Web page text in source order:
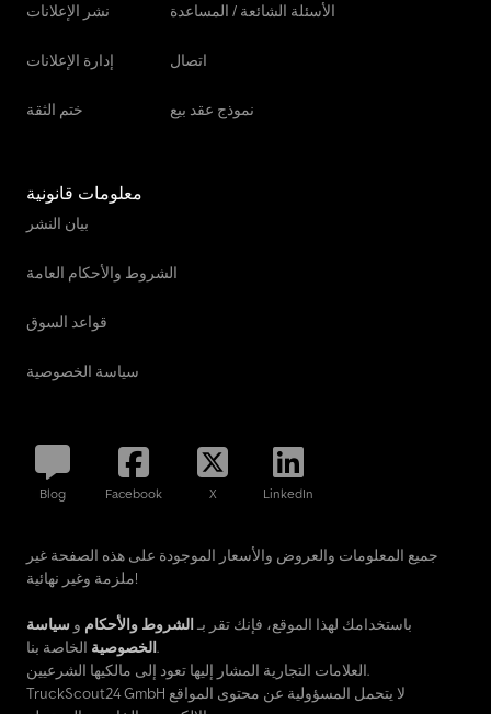
نشر الإعلانات
إدارة الإعلانات
ختم الثقة
الأسئلة الشائعة / المساعدة
اتصال
نموذج عقد بيع
معلومات قانونية
بيان النشر
الشروط والأحكام العامة
قواعد السوق
سياسة الخصوصية
Blog Facebook X LinkedIn
جميع المعلومات والعروض والأسعار الموجودة على هذه الصفحة غير
ملزمة وغير نهائية!
باستخدامك لهذا الموقع، فإنك تقر بـ الشروط والأحكام و سياسة
الخصوصيةالخاصة بنا.
العلامات التجارية المشار إليها تعود إلى مالكيها الشرعيين.
TruckScout24 GmbH لا يتحمل المسؤولية عن محتوى المواقع